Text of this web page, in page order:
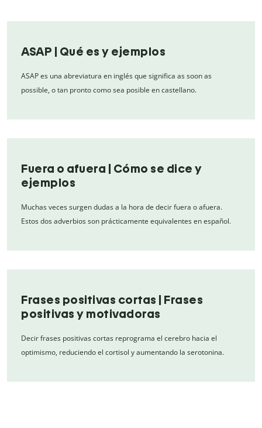
ASAP | Qué es y ejemplos
ASAP es una abreviatura en inglés que significa as soon as
possible, o tan pronto como sea posible en castellano.
Fuera o afuera | Cómo se dice y
ejemplos
Muchas veces surgen dudas a la hora de decir fuera o afuera.
Estos dos adverbios son prácticamente equivalentes en español.
Frases positivas cortas | Frases
positivas y motivadoras
Decir frases positivas cortas reprograma el cerebro hacia el
optimismo, reduciendo el cortisol y aumentando la serotonina.